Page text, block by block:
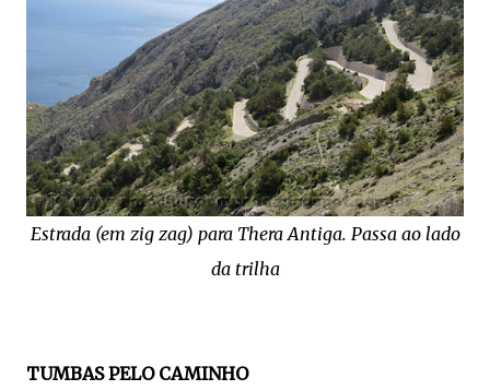
Estrada (em zig zag) para Thera Antiga. Passa ao lado
da trilha
TUMBAS PELO CAMINHO